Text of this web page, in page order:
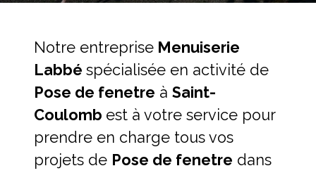
Notre entreprise Menuiserie
Labbé spécialisée en activité de
Pose de fenetre à Saint-
Coulomb est à votre service pour
prendre en charge tous vos
projets de Pose de fenetre dans